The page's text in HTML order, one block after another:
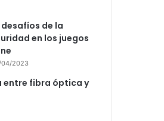
desafíos de la
en los juegos
04/2023
entre fibra óptica y